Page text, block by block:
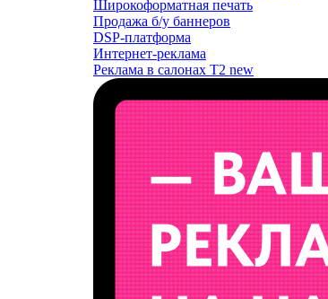
Широкоформатная печать
Продажа б/у баннеров
DSP-платформа
Интернет-реклама
Реклама в салонах T2 new